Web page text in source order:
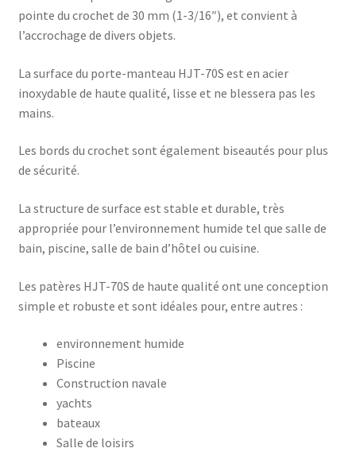
pointe du crochet de 30 mm (1-3/16″), et convient à
l’accrochage de divers objets.
La surface du porte-manteau HJT-70S est en acier
inoxydable de haute qualité, lisse et ne blessera pas les
mains.
Les bords du crochet sont également biseautés pour plus
de sécurité.
La structure de surface est stable et durable, très
appropriée pour l’environnement humide tel que salle de
bain, piscine, salle de bain d’hôtel ou cuisine.
Les patères HJT-70S de haute qualité ont une conception
simple et robuste et sont idéales pour, entre autres :
environnement humide
Piscine
Construction navale
yachts
bateaux
Salle de loisirs